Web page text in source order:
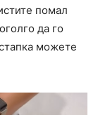
помал
да го
можете